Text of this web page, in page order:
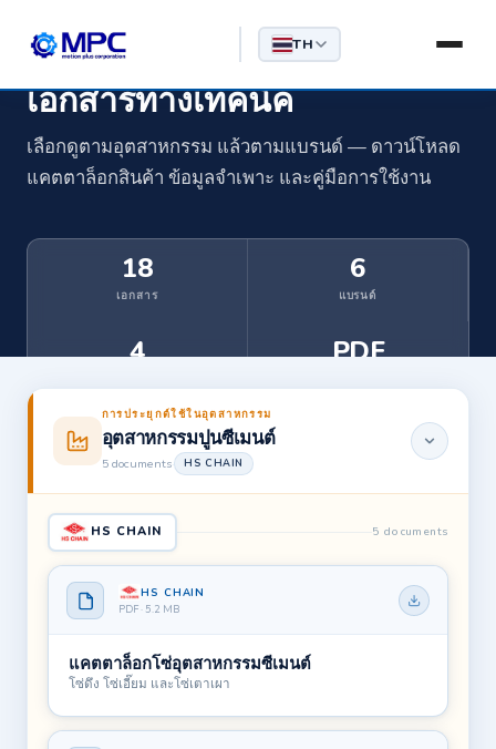
TH
ศูนย์ดาวน์โหลดแคตตาล็อก
เอกสารทางเทคนิค
เลือกดูตามอุตสาหกรรม แล้วตามแบรนด์ — ดาวน์โหลด
แคตตาล็อกสินค้า ข้อมูลจำเพาะ และคู่มือการใช้งาน
18
เอกสาร
6
แบรนด์
4 PDF
การประยุกต์ใช้ในอุตสาหกรรม
อุตสาหกรรมปูนซีเมนต์
5 documents· HS CHAIN
HS CHAIN 5 documents
HS CHAIN
PDF · 5.2 MB
แคตตาล็อกโซ่อุตสาหกรรมซีเมนต์
โซ่ดึง โซ่เอี๊ยม และโซ่เตาเผา